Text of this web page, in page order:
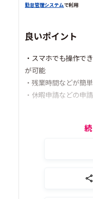
勤怠管理システムで利用
良いポイント
・スマホでも操作で
が可能
・残業時間などが簡
・休暇申請などの申